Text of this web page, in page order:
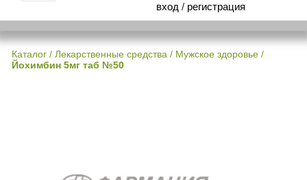
вход / регистрация
Каталог / Лекарственные средства / Мужское здоровье /
Йохимбин 5мг таб №50